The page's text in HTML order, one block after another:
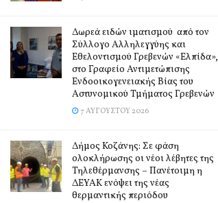
Δωρεά ειδών ιματισμού από τον
Σύλλογο Αλληλεγγύης και
Εθελοντισμού Γρεβενών «Ελπίδα»,
στο Γραφείο Αντιμετώπισης
Ενδοοικογενειακής Βίας του
Αστυνομικού Τμήματος Γρεβενών
7 ΑΥΓΟΎΣΤΟΥ 2026
Δήμος Κοζάνης: Σε φάση
ολοκλήρωσης οι νέοι λέβητες της
Τηλεθέρμανσης – Πανέτοιμη η
ΔΕΥΑΚ ενόψει της νέας
θερμαντικής περιόδου